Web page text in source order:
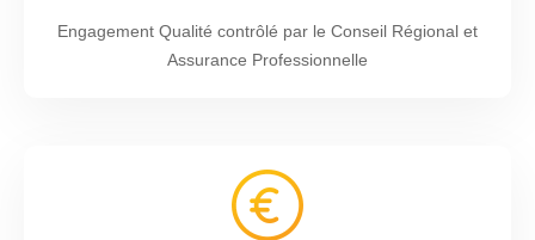
Engagement Qualité contrôlé par le Conseil Régional et
Assurance Professionnelle